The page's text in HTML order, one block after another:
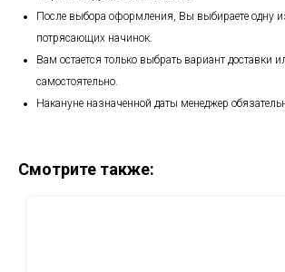
После выбора оформления, Вы выбираете одну
потрясающих начинок.
Вам остается только выбрать вариант доставки
самостоятельно.
Накануне назначенной даты менеджер
Смотрите также: